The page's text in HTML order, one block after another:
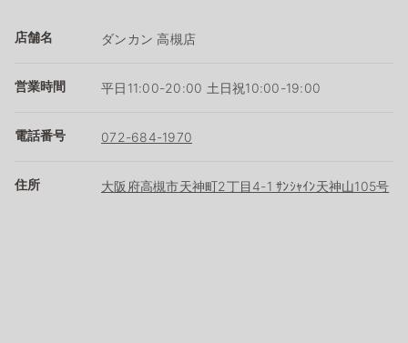
店舗名 ダンカン 高槻店
営業時間 平日11:00-20:00 土日祝10:00-19:00
電話番号 072-684-1970
住所 大阪府高槻市天神町2丁目4-1 ｻﾝｼｬｲﾝ天神山105号